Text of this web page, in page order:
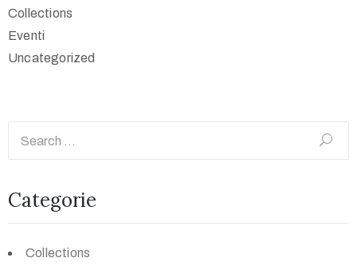
Collections
Eventi
Uncategorized
Categorie
Collections